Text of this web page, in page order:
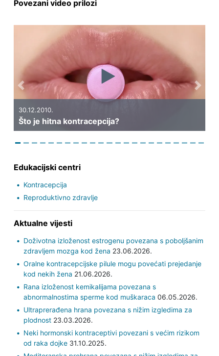
Povezani video prilozi
30.12.2010.
Što je hitna kontracepcija?
Previous Next
Edukacijski centri
Kontracepcija
Reproduktivno zdravlje
Aktualne vijesti
Doživotna izloženost estrogenu povezana s poboljšanim
zdravljem mozga kod žena 23.06.2026.
Oralne kontracepcijske pilule mogu povećati prejedanje
kod nekih žena 21.06.2026.
Rana izloženost kemikalijama povezana s
abnormalnostima sperme kod muškaraca 06.05.2026.
Ultraprerađena hrana povezana s nižim izgledima za
plodnost23.03.2026.
Neki hormonski kontraceptivi povezani s većim rizikom
od raka dojke31.10.2025.